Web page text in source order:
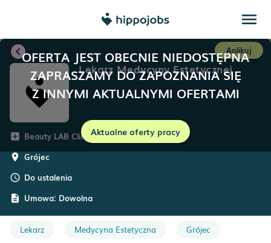
menu
OFERTA JEST OBECNIE NIEDOSTĘPNA
ZAPRASZAMY DO ZAPOZNANIA SIĘ
Z INNYMI AKTUALNYMI OFERTAMI
Aktualne oferty pracy
chevron_left Aplikuj
Lekarz Medycyny Estetycznej
add_box Beauty LAB Clinic
room Grójec
schedule Do ustalenia
description Umowa: Dowolna
Lekarz Medycyna Estetyczna Grójec